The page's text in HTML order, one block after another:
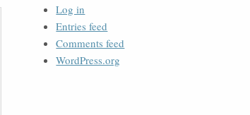
Log in
Entries feed
Comments feed
WordPress.org